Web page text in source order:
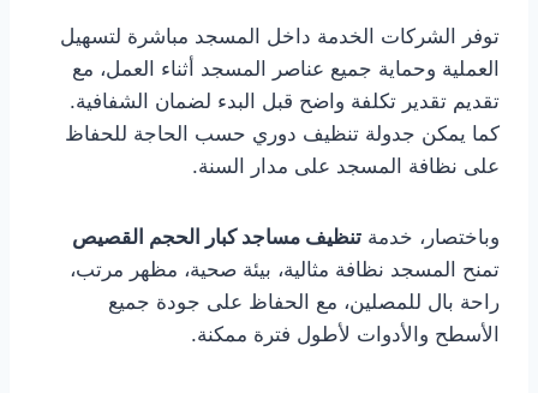
توفر الشركات الخدمة داخل المسجد مباشرة لتسهيل
العملية وحماية جميع عناصر المسجد أثناء العمل، مع
تقديم تقدير تكلفة واضح قبل البدء لضمان الشفافية.
كما يمكن جدولة تنظيف دوري حسب الحاجة للحفاظ
على نظافة المسجد على مدار السنة.
وباختصار، خدمة تنظيف مساجد كبار الحجم القصيص
تمنح المسجد نظافة مثالية، بيئة صحية، مظهر مرتب،
راحة بال للمصلين، مع الحفاظ على جودة جميع
الأسطح والأدوات لأطول فترة ممكنة.